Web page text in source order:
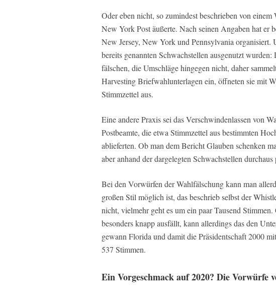
Oder eben nicht, so zumindest beschrieben von
New York Post äußerte. Nach seinen Angaben hat er
New Jersey, New York und Pennsylvania organisiert.
bereits genannten Schwachstellen ausgenutzt
fälschen, die Umschläge hingegen nicht, daher
Harvesting Briefwahlunterlagen ein, öffneten sie mit
Stimmzettel aus.
Eine andere Praxis sei das Verschwindenlassen von
Postbeamte, die etwa Stimmzettel aus bestimmten
ablieferten. Ob man dem Bericht Glauben schenken
aber anhand der dargelegten Schwachstellen durchaus
Bei den Vorwürfen der Wahlfälschung kann man
großen Stil möglich ist, das beschrieb selbst der
nicht, vielmehr geht es um ein paar Tausend
besonders knapp ausfällt, kann allerdings das den
gewann Florida und damit die Präsidentschaft 2000
537 Stimmen.
Ein Vorgeschmack auf 2020? Die Vorwürfe